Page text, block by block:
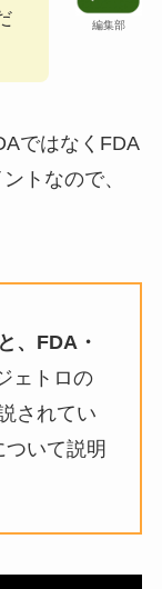
編集部
ではなくFDA
トなので、
、FDA・
ェトロの
されてい
いて説明